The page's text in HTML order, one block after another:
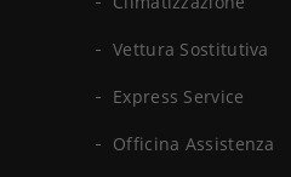
Vettura Sostitutiva
Express Service
Officina Assistenza